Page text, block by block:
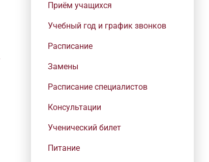
Приём учащихся
Учебный год и график звонков
Расписание
Замены
Расписание специалистов
Консультации
Ученический билет
Питание